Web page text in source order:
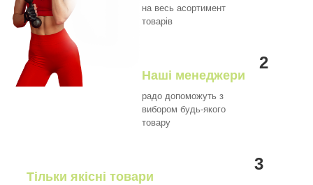
на весь асортимент
товарів
2
Наші менеджери
радо допоможуть з
вибором будь-якого
товару
3
Тільки якісні товари